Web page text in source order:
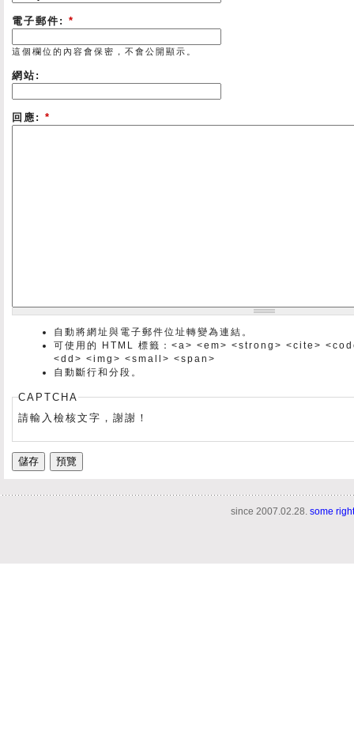
電子郵件: *
這個欄位的內容會保密，不會公開顯示。
網站:
回應: *
自動將網址與電子郵件位址轉變為連結。
可使用的 HTML 標籤：<a> <em> <strong> <cite>
<dd> <img> <small> <span>
自動斷行和分段。
CAPTCHA
請輸入檢核文字，謝謝！
since 2007.02.28. some